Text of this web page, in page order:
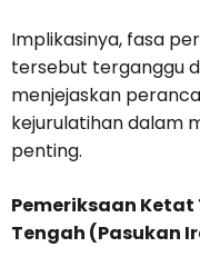
Implikasinya, fasa
tersebut terganggu
menjejaskan
kejurulatihan dalam
penting.
Pemeriksaan
Tengah (Pasukan